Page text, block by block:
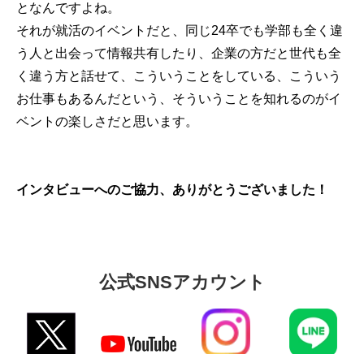
となんですよね。
それが就活のイベントだと、同じ24卒でも学部も全く違
う人と出会って情報共有したり、企業の方だと世代も全
く違う方と話せて、こういうことをしている、こういう
お仕事もあるんだという、そういうことを知れるのがイ
ベントの楽しさだと思います。
インタビューへのご協力、ありがとうございました！
公式SNSアカウント